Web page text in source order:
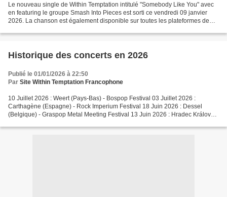
Le nouveau single de Within Temptation intitulé "Somebody Like You" avec
en featuring le groupe Smash Into Pieces est sorti ce vendredi 09 janvier
2026. La chanson est également disponible sur toutes les plateformes de
Historique des concerts en 2026
Publié le 01/01/2026 à 22:50
Par Site Within Temptation Francophone
10 Juillet 2026 : Weert (Pays-Bas) - Bospop Festival 03 Juillet 2026 :
Carthagène (Espagne) - Rock Imperium Festival 18 Juin 2026 : Dessel
(Belgique) - Graspop Metal Meeting Festival 13 Juin 2026 : Hradec Králové